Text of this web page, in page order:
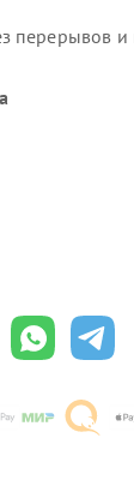
перерывов